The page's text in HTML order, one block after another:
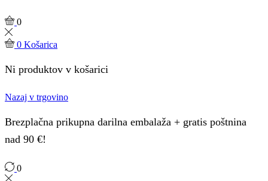
0
0 Košarica
Ni produktov v košarici
Nazaj v trgovino
Brezplačna prikupna darilna embalaža + gratis poštnina
nad 90 €!
0